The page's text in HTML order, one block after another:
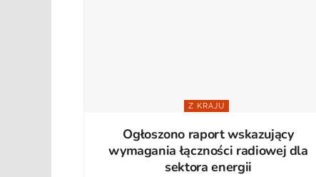
Z KRAJU
Ogłoszono raport wskazujący
wymagania łączności radiowej dla
sektora energii